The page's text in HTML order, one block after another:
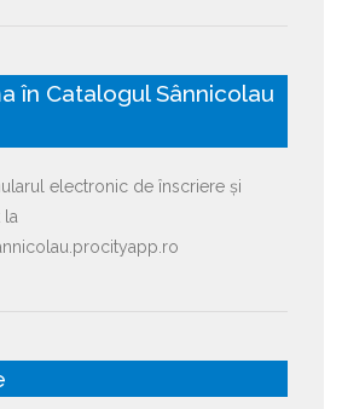
în Catalogul Sânnicolau
electronic de înscriere și